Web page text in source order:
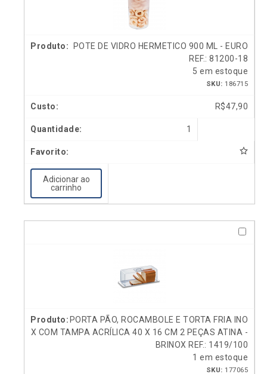
POTE DE VIDRO HERMETICO 900 ML - EURO
REF.: 81200-18
5 em estoque
SKU: 186715
R$47,90
1
Adicionar ao
carrinho
PORTA PÃO, ROCAMBOLE E TORTA FRIA INO
X COM TAMPA ACRÍLICA 40 X 16 CM 2 PEÇAS ATINA -
BRINOX REF.: 1419/100
1 em estoque
SKU: 177065